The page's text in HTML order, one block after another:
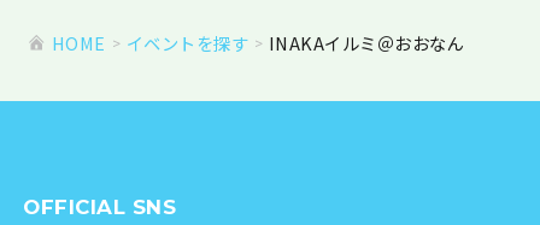
HOME イベントを探す INAKAイルミ＠おおなん
OFFICIAL SNS